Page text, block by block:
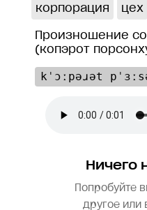
корпорация
цех
Произношение
(копэрот
kˈɔːpəɹət
Ничего
Попробуйте
другое или